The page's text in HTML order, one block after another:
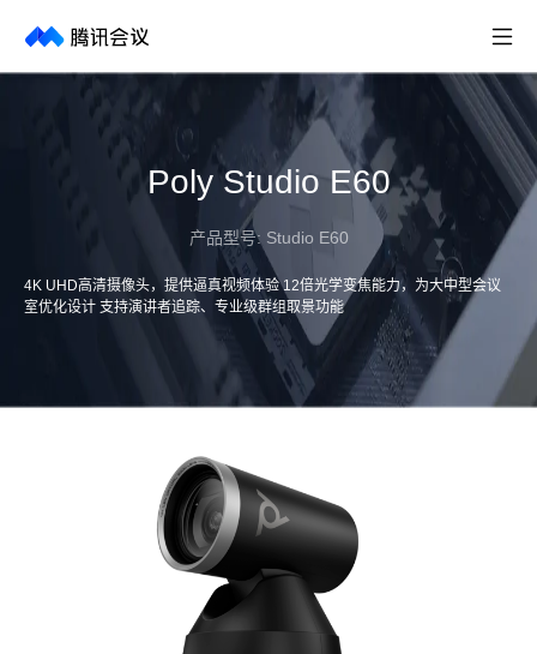
取消
Poly Studio E60
产品型号: Studio E60
4K UHD高清摄像头，提供逼真视频体验 12倍光学变焦能力，为大中型会议
室优化设计 支持演讲者追踪、专业级群组取景功能